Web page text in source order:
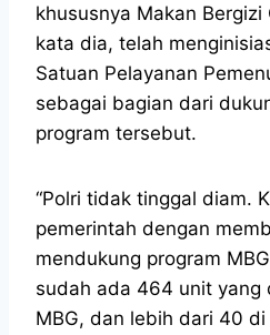
khususnya Makan Bergizi
kata dia, telah
Satuan Pelayanan
sebagai bagian dari
program tersebut.
“Polri tidak tinggal diam.
pemerintah dengan
mendukung program
sudah ada 464 unit yang
MBG, dan lebih dari 40